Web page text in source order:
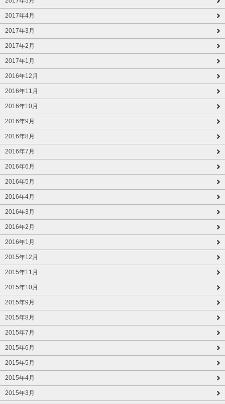
2017年4月
2017年3月
2017年2月
2017年1月
2016年12月
2016年11月
2016年10月
2016年9月
2016年8月
2016年7月
2016年6月
2016年5月
2016年4月
2016年3月
2016年2月
2016年1月
2015年12月
2015年11月
2015年10月
2015年9月
2015年8月
2015年7月
2015年6月
2015年5月
2015年4月
2015年3月